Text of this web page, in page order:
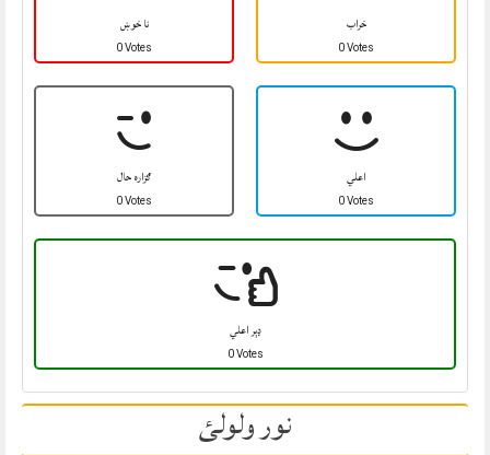
نا خوښ
0 Votes
خراب
0 Votes
ګزاره حال
0 Votes
اعلي
0 Votes
ډېر اعلي
0 Votes
نور ولولئ